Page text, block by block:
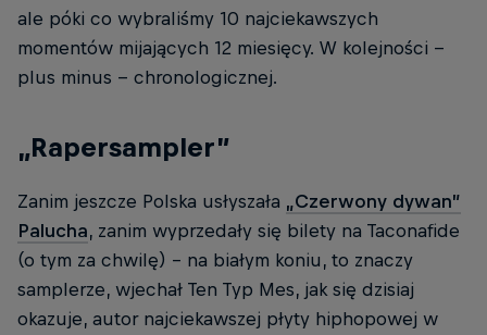
ale póki co wybraliśmy 10 najciekawszych
momentów mijających 12 miesięcy. W kolejności --
plus minus -- chronologicznej.
„Rapersampler”
Zanim jeszcze Polska usłyszała „Czerwony dywan”
Palucha, zanim wyprzedały się bilety na Taconafide
(o tym za chwilę) – na białym koniu, to znaczy
samplerze, wjechał Ten Typ Mes, jak się dzisiaj
okazuje, autor najciekawszej płyty hiphopowej w